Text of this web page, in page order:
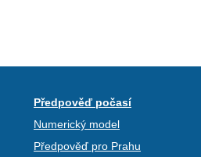
Předpověď počasí
Numerický model
Předpověď pro Prahu